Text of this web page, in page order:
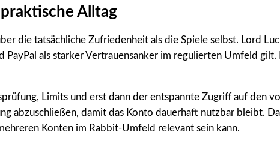
Alltag
die tatsächliche Zufriedenheit als die Spiele selbst. Lord
als starker Vertrauensanker im regulierten Umfeld
Limits und erst dann der entspannte Zugriff auf den
abzuschließen, damit das Konto dauerhaft nutzbar bleibt.
Konten im Rabbit-Umfeld relevant sein kann.